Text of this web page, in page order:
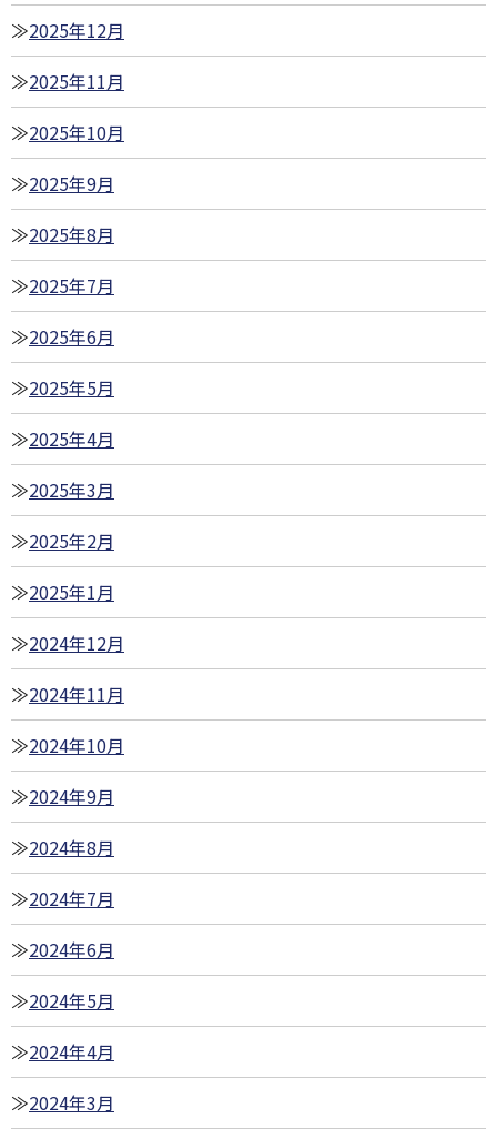
2025年12月
2025年11月
2025年10月
2025年9月
2025年8月
2025年7月
2025年6月
2025年5月
2025年4月
2025年3月
2025年2月
2025年1月
2024年12月
2024年11月
2024年10月
2024年9月
2024年8月
2024年7月
2024年6月
2024年5月
2024年4月
2024年3月